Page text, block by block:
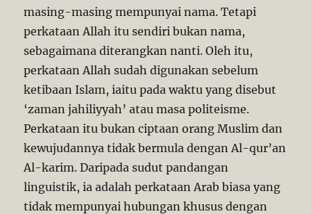
masing-masing mempunyai nama. Tetapi
perkataan Allah itu sendiri bukan nama,
sebagaimana diterangkan nanti. Oleh itu,
perkataan Allah sudah digunakan sebelum
ketibaan Islam, iaitu pada waktu yang disebut
‘zaman jahiliyyah’ atau masa politeisme.
Perkataan itu bukan ciptaan orang Muslim dan
kewujudannya tidak bermula dengan Al-qur’an
Al-karim. Daripada sudut pandangan
linguistik, ia adalah perkataan Arab biasa yang
tidak mempunyai hubungan khusus dengan